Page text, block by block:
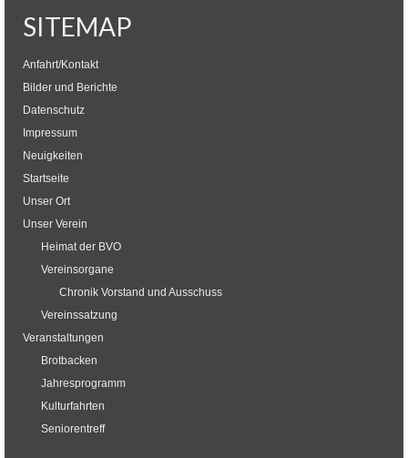
SITEMAP
Anfahrt/Kontakt
Bilder und Berichte
Datenschutz
Impressum
Neuigkeiten
Startseite
Unser Ort
Unser Verein
Heimat der BVO
Vereinsorgane
Chronik Vorstand und Ausschuss
Vereinssatzung
Veranstaltungen
Brotbacken
Jahresprogramm
Kulturfahrten
Seniorentreff